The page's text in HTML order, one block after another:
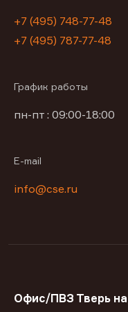
+7 (495) 748-77-48
+7 (495) 787-77-48
График работы
пн-пт : 09:00-18:00
E-mail
info@cse.ru
Офис/ПВЗ Тверь